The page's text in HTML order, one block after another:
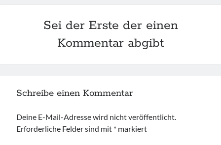
Sei der Erste der einen
Kommentar abgibt
Schreibe einen Kommentar
Deine E-Mail-Adresse wird nicht veröffentlicht.
Erforderliche Felder sind mit * markiert